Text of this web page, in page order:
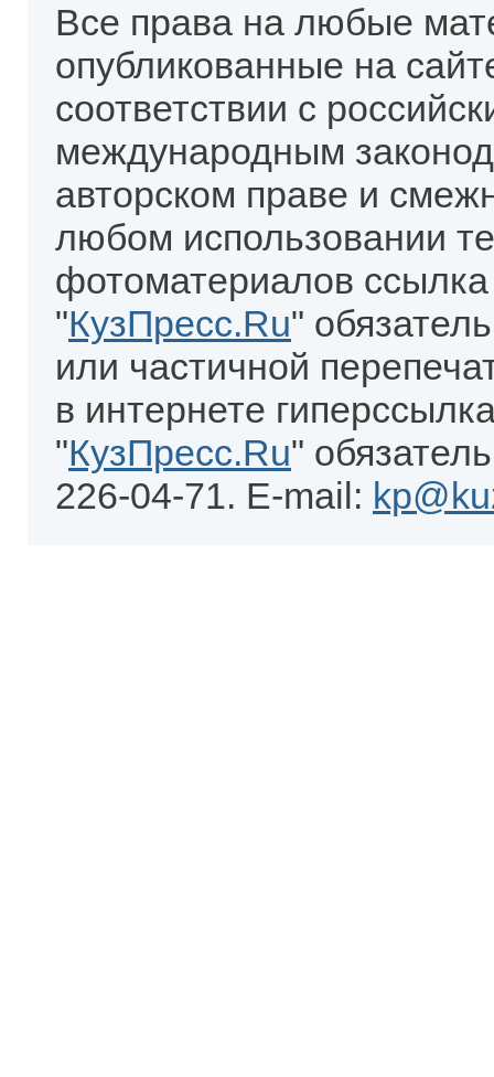
Все права на любые
опубликованные на
соответствии с
международным
авторском праве и
любом использовании
фотоматериалов
"КузПресс.Ru"
или частичной
в интернете
"КузПресс.Ru"
226-04-71. E-mail: